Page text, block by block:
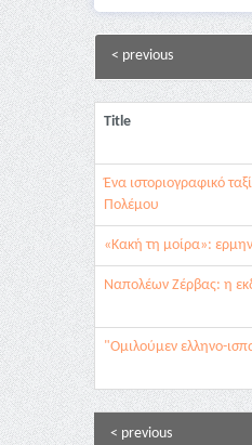
< previous
Title
Ένα ιστοριογραφικό
Πολέμου
«Κακή τη μοίρα»:
Ναπολέων Ζέρβας: η
"Ομιλούμεν ελληνο-
< previous